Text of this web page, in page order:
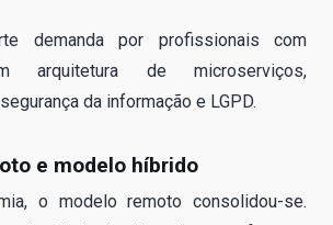
demanda por profissionais com
arquitetura de microserviços,
da informação e LGPD.
e modelo híbrido
o modelo remoto consolidou-se.